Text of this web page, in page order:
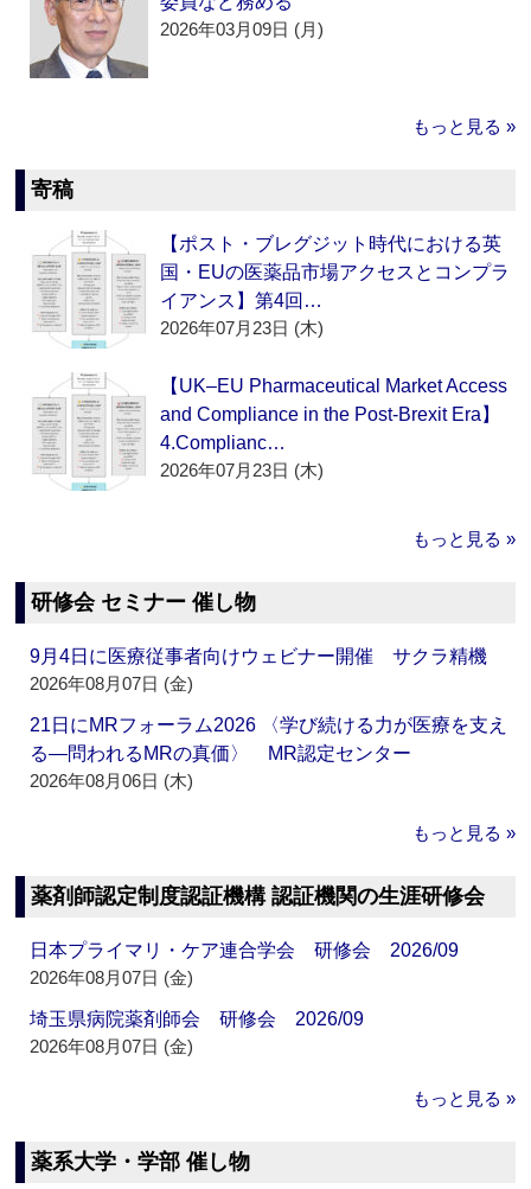
2026年03月09日 (月)
もっと見る »
寄稿
【ポスト・ブレグジット時代における英
国・EUの医薬品市場アクセスとコンプラ
イアンス】第4回…
2026年07月23日 (木)
【UK–EU Pharmaceutical Market Access
and Compliance in the Post-Brexit Era】
4.Complianc…
2026年07月23日 (木)
もっと見る »
研修会 セミナー 催し物
9月4日に医療従事者向けウェビナー開催 サクラ精機
2026年08月07日 (金)
21日にMRフォーラム2026 〈学び続ける力が医療を支え
る―問われるMRの真価〉 MR認定センター
2026年08月06日 (木)
もっと見る »
薬剤師認定制度認証機構 認証機関の生涯研修会
日本プライマリ・ケア連合学会 研修会 2026/09
2026年08月07日 (金)
埼玉県病院薬剤師会 研修会 2026/09
2026年08月07日 (金)
もっと見る »
薬系大学・学部 催し物